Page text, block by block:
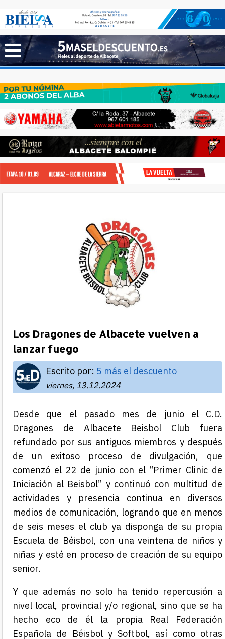
Los Dragones de Albacete vuelven a
lanzar fuego
Escrito por: 5 más el descuento
viernes, 13.12.2024
Desde que el pasado mes de junio el C.D.
Dragones de Albacete Beisbol Club fuera
refundado por sus antiguos miembros y después
de un exitoso proceso de divulgación, que
comenzó el 22 de junio con el “Primer Clinic de
Iniciación al Beisbol” y continuó con multitud de
actividades y presencia continua en diversos
medios de comunicación, logrando que en menos
de seis meses el club ya disponga de su propia
Escuela de Béisbol, con una veintena de niños y
niñas y esté en proceso de creación de su equipo
senior.
Y que además no solo ha tenido repercusión a
nivel local, provincial y/o regional, sino que se ha
hecho eco de él la propia Real Federación
Española de Béisbol y Softbol, así como otras